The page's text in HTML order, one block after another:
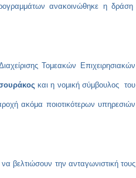
ανακοινώθηκε η δράση
Τομεακών Επιχειρησιακών
και η νομική σύμβουλος του
ακόμα ποιοτικότερων υπηρεσιών
βελτιώσουν την ανταγωνιστική τους